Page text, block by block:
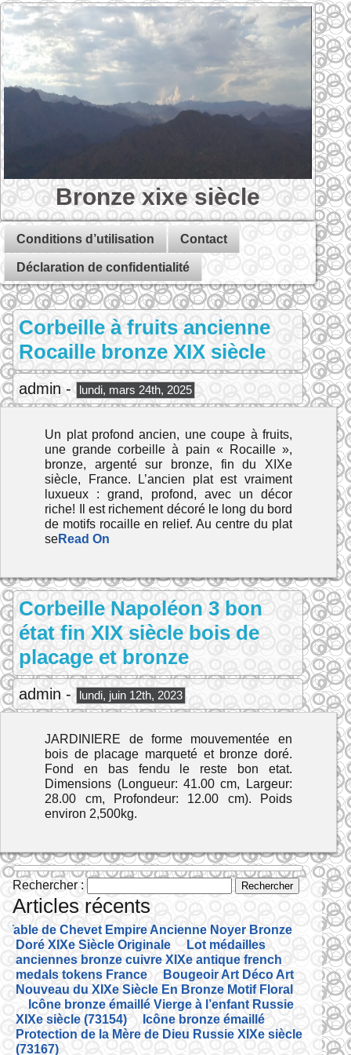
Bronze xixe siècle
Conditions d’utilisation Contact
Déclaration de confidentialité
Corbeille à fruits ancienne
Rocaille bronze XIX siècle
admin - lundi, mars 24th, 2025
Un plat profond ancien, une coupe à fruits,
une grande corbeille à pain « Rocaille »,
bronze, argenté sur bronze, fin du XIXe
siècle, France. L’ancien plat est vraiment
luxueux : grand, profond, avec un décor
riche! Il est richement décoré le long du bord
de motifs rocaille en relief. Au centre du plat
seRead On
Corbeille Napoléon 3 bon
état fin XIX siècle bois de
placage et bronze
admin - lundi, juin 12th, 2023
JARDINIERE de forme mouvementée en
bois de placage marqueté et bronze doré.
Fond en bas fendu le reste bon etat.
Dimensions (Longueur: 41.00 cm, Largeur:
28.00 cm, Profondeur: 12.00 cm). Poids
environ 2,500kg.
Rechercher :
Articles récents
Table de Chevet Empire Ancienne Noyer Bronze
Doré XIXe Siècle Originale
Lot médailles
anciennes bronze cuivre XIXe antique french
medals tokens France
Bougeoir Art Déco Art
Nouveau du XIXe Siècle En Bronze Motif Floral
Icône bronze émaillé Vierge à l’enfant Russie
XIXe siècle (73154)
Icône bronze émaillé
Protection de la Mère de Dieu Russie XIXe siècle
(73167)